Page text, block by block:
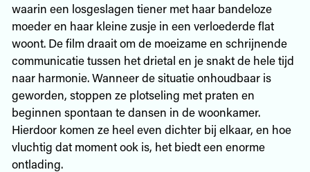
waarin een losgeslagen tiener met haar bandeloze
moeder en haar kleine zusje in een verloederde flat
woont. De film draait om de moeizame en schrijnende
communicatie tussen het drietal en je snakt de hele tijd
naar harmonie. Wanneer de situatie onhoudbaar is
geworden, stoppen ze plotseling met praten en
beginnen spontaan te dansen in de woonkamer.
Hierdoor komen ze heel even dichter bij elkaar, en hoe
vluchtig dat moment ook is, het biedt een enorme
ontlading.